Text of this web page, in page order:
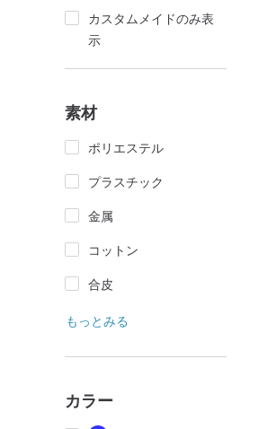
カスタムメイドのみ表
示
素材
ポリエステル
プラスチック
金属
コットン
合皮
もっとみる
カラー